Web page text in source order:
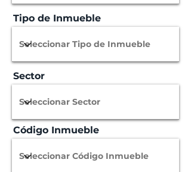
Tipo de Inmueble
Sector
Código Inmueble